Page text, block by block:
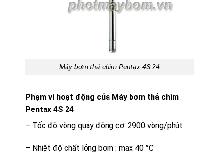
Máy bơm thả chìm Pentax 4S 24
Phạm vi hoạt động của Máy bơm thả chìm
Pentax 4S 24
– Tốc độ vòng quay động cơ: 2900 vòng/phút
– Nhiệt độ chất lỏng bơm : max 40 °C